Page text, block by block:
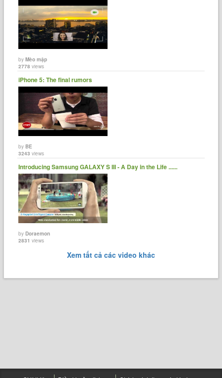
byMèo mập
2778 views
iPhone 5: The final rumors
by BE
3243 views
Introducing Samsung GALAXY S III - A Day in the Life ......
byDoraemon
2831 views
Xem tất cả các video khác